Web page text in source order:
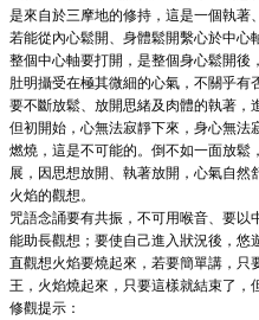
是來自於三摩地的修持，這是一個執著
若能從內心鬆開、身體鬆開繫心於中心
整個中心軸要打開，是整個身心鬆開後
肚明攝受在極其微細的心氣，不關乎有
要不斷放鬆、放開思緒及肉體的執著，
但初開始，心無法寂靜下來，身心無法
燃燒，這是不可能的。倒不如一面放鬆
展，因思想放開、執著放開，心氣自然
火焰的觀想。
咒語念誦要有共振，不可用喉音、要
能助長觀想；要使自己進入狀況後，悠
直觀想火焰要燒起來，若要簡單講，只
王，火焰燒起來，只要這樣就結束了，
修觀提示：